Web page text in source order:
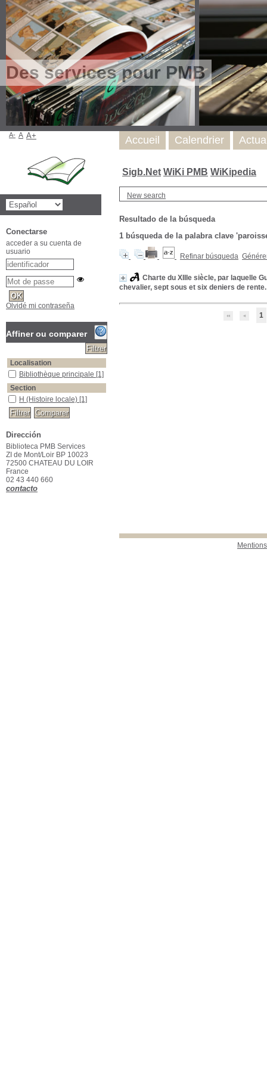
Des services pour PMB
Sigb.Net WiKi PMB WiKipedia
New search
Resultado de la búsqueda
1 búsqueda de la palabra clave
Refinar búsqueda
Charte du XIIIe siècle, par laquelle
chevalier, sept sous et six deniers de rente.
1
Accueil Calendrier
A- A A+
Conectarse
acceder a su cuenta de
usuario
Olvidé mi contraseña
Affiner ou comparer
Localisation
Bibliothèque principale
Bibliothèque principale [1]
Section
H (Histoire locale)
H (Histoire locale) [1]
Dirección
Biblioteca PMB Services
ZI de Mont/Loir BP 10023
72500 CHATEAU DU LOIR
France
02 43 440 660
contacto